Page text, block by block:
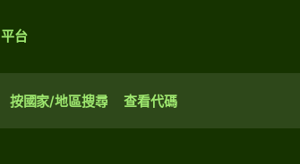
平台
按國家/地區搜尋 查看代碼